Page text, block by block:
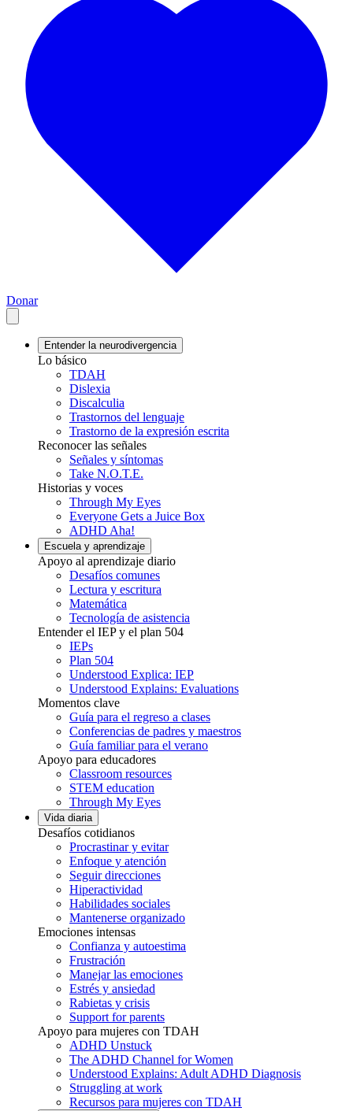
Donar
Entender la neurodivergencia
Lo básico
TDAH
Dislexia
Discalculia
Trastornos del lenguaje
Trastorno de la expresión escrita
Reconocer las señales
Señales y síntomas
Take N.O.T.E.
Historias y voces
Through My Eyes
Everyone Gets a Juice Box
ADHD Aha!
Escuela y aprendizaje
Apoyo al aprendizaje diario
Desafíos comunes
Lectura y escritura
Matemática
Tecnología de asistencia
Entender el IEP y el plan 504
IEPs
Plan 504
Understood Explica: IEP
Understood Explains: Evaluations
Momentos clave
Guía para el regreso a clases
Conferencias de padres y maestros
Guía familiar para el verano
Apoyo para educadores
Classroom resources
STEM education
Through My Eyes
Vida diaria
Desafíos cotidianos
Procrastinar y evitar
Enfoque y atención
Seguir direcciones
Hiperactividad
Habilidades sociales
Mantenerse organizado
Emociones intensas
Confianza y autoestima
Frustración
Manejar las emociones
Estrés y ansiedad
Rabietas y crisis
Support for parents
Apoyo para mujeres con TDAH
ADHD Unstuck
The ADHD Channel for Women
Understood Explains: Adult ADHD Diagnosis
Struggling at work
Recursos para mujeres con TDAH